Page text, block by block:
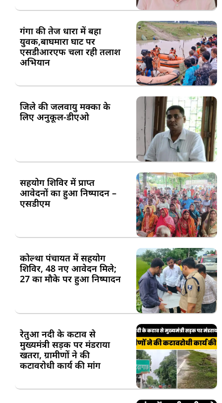
गंगा की तेज धारा में बहा
युवक,बाघमारा घाट पर
एसडीआरएफ चला रही तलाश
अभियान
जिले की जलवायु मक्का के
लिए अनुकूल-डीएओ
सहयोग शिविर में प्राप्त
आवेदनों का हुआ निष्पादन –
एसडीएम
कोल्था पंचायत में सहयोग
शिविर, 48 नए आवेदन मिले;
27 का मौके पर हुआ निष्पादन
रेतुआ नदी के कटाव से
मुख्यमंत्री सड़क पर मंडराया
खतरा, ग्रामीणों ने की
कटावरोधी कार्य की मांग